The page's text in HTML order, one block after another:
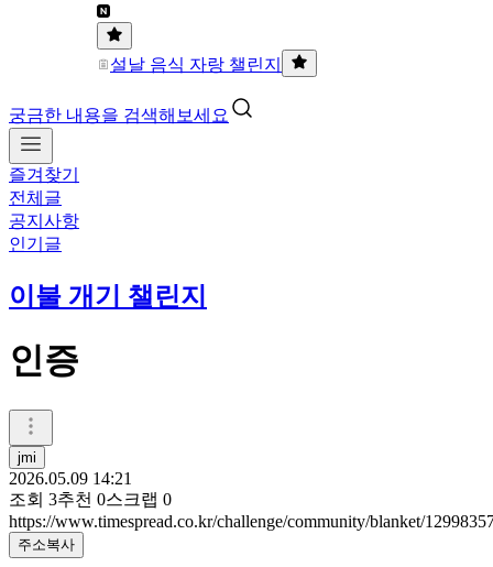
설날 음식 자랑 챌린지
궁금한 내용을 검색해보세요
즐겨찾기
전체글
공지사항
인기글
이불 개기 챌린지
인증
jmi
2026.05.09 14:21
조회 3추천 0스크랩 0
https://www.timespread.co.kr/challenge/community/blanket/
주소복사